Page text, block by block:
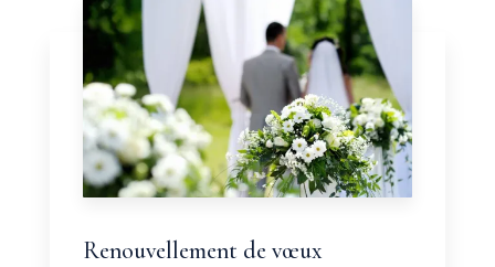
Renouvellement de vœux